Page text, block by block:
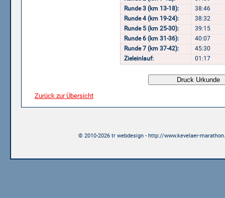
Runde 3 (km 13-18):
38:46
Runde 4 (km 19-24):
38:32
Runde 5 (km 25-30):
39:15
Runde 6 (km 31-36):
40:07
Runde 7 (km 37-42):
45:30
Zieleinlauf:
01:17
Zurück zur Übersicht
© 2010-2026 tr webdesign - http://www.kevelaer-